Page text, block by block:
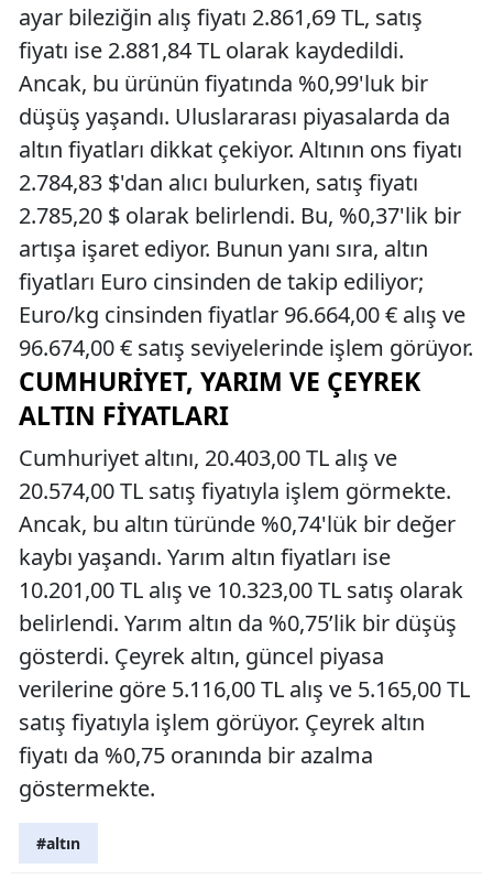
ayar bileziğin alış fiyatı 2.861,69 TL, satış
fiyatı ise 2.881,84 TL olarak kaydedildi.
Ancak, bu ürünün fiyatında %0,99'luk bir
düşüş yaşandı. Uluslararası piyasalarda da
altın fiyatları dikkat çekiyor. Altının ons fiyatı
2.784,83 $'dan alıcı bulurken, satış fiyatı
2.785,20 $ olarak belirlendi. Bu, %0,37'lik bir
artışa işaret ediyor. Bunun yanı sıra, altın
fiyatları Euro cinsinden de takip ediliyor;
Euro/kg cinsinden fiyatlar 96.664,00 € alış ve
96.674,00 € satış seviyelerinde işlem görüyor.
CUMHURIYET, YARIM VE ÇEYREK
ALTIN FIYATLARI
Cumhuriyet altını, 20.403,00 TL alış ve
20.574,00 TL satış fiyatıyla işlem görmekte.
Ancak, bu altın türünde %0,74'lük bir değer
kaybı yaşandı. Yarım altın fiyatları ise
10.201,00 TL alış ve 10.323,00 TL satış olarak
belirlendi. Yarım altın da %0,75’lik bir düşüş
gösterdi. Çeyrek altın, güncel piyasa
verilerine göre 5.116,00 TL alış ve 5.165,00 TL
satış fiyatıyla işlem görüyor. Çeyrek altın
fiyatı da %0,75 oranında bir azalma
göstermekte.
#altın